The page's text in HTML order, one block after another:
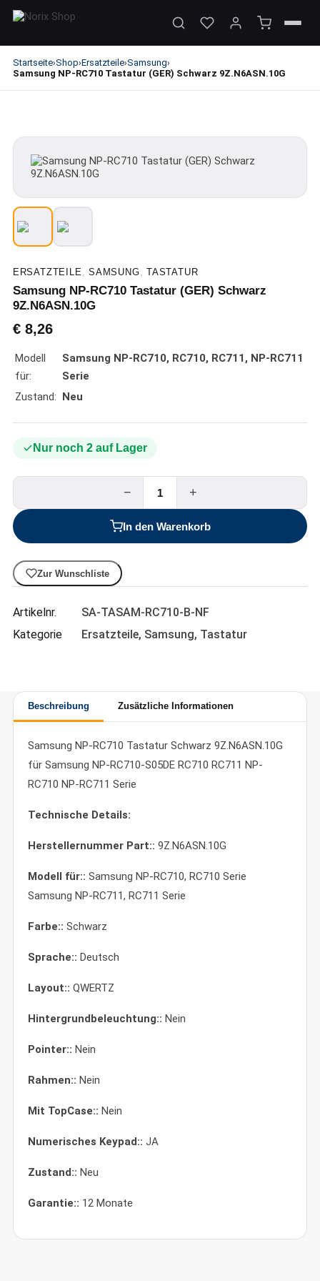
Startseite›Shop›Ersatzteile›Samsung›
Samsung NP-RC710 Tastatur (GER) Schwarz 9Z.N6ASN.10G
ERSATZTEILE,SAMSUNG,TASTATUR
Samsung NP-RC710 Tastatur (GER) Schwarz
9Z.N6ASN.10G
€8,26
Modell
für:
Samsung NP-RC710, RC710, RC711, NP-RC711
Serie
Zustand: Neu
Nur noch 2 auf Lager
− +
In den Warenkorb
Zur Wunschliste
Artikelnr.
SA-TASAM-RC710-B-NF
Kategorie
Ersatzteile, Samsung, Tastatur
Beschreibung Zusätzliche Informationen
Samsung NP-RC710 Tastatur Schwarz 9Z.N6ASN.10G
für Samsung NP-RC710-S05DE RC710 RC711 NP-
RC710 NP-RC711 Serie
Technische Details:
Herstellernummer Part:: 9Z.N6ASN.10G
Modell für:: Samsung NP-RC710, RC710 Serie
Samsung NP-RC711, RC711 Serie
Farbe:: Schwarz
Sprache:: Deutsch
Layout:: QWERTZ
Hintergrundbeleuchtung:: Nein
Pointer:: Nein
Rahmen:: Nein
Mit TopCase:: Nein
Numerisches Keypad:: JA
Zustand:: Neu
Garantie:: 12 Monate